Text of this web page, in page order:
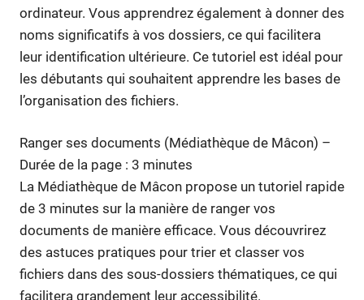
ordinateur. Vous apprendrez également à donner des
noms significatifs à vos dossiers, ce qui facilitera
leur identification ultérieure. Ce tutoriel est idéal pour
les débutants qui souhaitent apprendre les bases de
l’organisation des fichiers.
Ranger ses documents (Médiathèque de Mâcon) –
Durée de la page : 3 minutes
La Médiathèque de Mâcon propose un tutoriel rapide
de 3 minutes sur la manière de ranger vos
documents de manière efficace. Vous découvrirez
des astuces pratiques pour trier et classer vos
fichiers dans des sous-dossiers thématiques, ce qui
facilitera grandement leur accessibilité.